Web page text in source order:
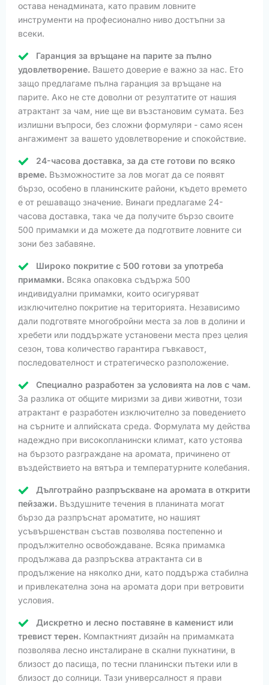
остава ненадмината, като правим ловните
инструменти на професионално ниво достъпни за
всеки.
Гаранция за връщане на парите за пълно
удовлетворение. Вашето доверие е важно за нас. Ето
защо предлагаме пълна гаранция за връщане на
парите. Ако не сте доволни от резултатите от нашия
атрактант за чам, ние ще ви възстановим сумата. Без
излишни въпроси, без сложни формуляри - само ясен
ангажимент за вашето удовлетворение и спокойствие.
24-часова доставка, за да сте готови по всяко
време. Възможностите за лов могат да се появят
бързо, особено в планинските райони, където времето
е от решаващо значение. Винаги предлагаме 24-
часова доставка, така че да получите бързо своите
500 примамки и да можете да подготвите ловните си
зони без забавяне.
Широко покритие с 500 готови за употреба
примамки. Всяка опаковка съдържа 500
индивидуални примамки, които осигуряват
изключително покритие на територията. Независимо
дали подготвяте многобройни места за лов в долини и
хребети или поддържате установени места през целия
сезон, това количество гарантира гъвкавост,
последователност и стратегическо разположение.
Специално разработен за условията на лов с чам.
За разлика от общите миризми за диви животни, този
атрактант е разработен изключително за поведението
на сърните и алпийската среда. Формулата му действа
надеждно при високопланински климат, като устоява
на бързото разграждане на аромата, причинено от
въздействието на вятъра и температурните колебания.
Дълготрайно разпръскване на аромата в открити
пейзажи. Въздушните течения в планината могат
бързо да разпръснат ароматите, но нашият
усъвършенстван състав позволява постепенно и
продължително освобождаване. Всяка примамка
продължава да разпръсква атрактанта си в
продължение на няколко дни, като поддържа стабилна
и привлекателна зона на аромата дори при ветровити
условия.
Дискретно и лесно поставяне в каменист или
тревист терен. Компактният дизайн на примамката
позволява лесно инсталиране в скални пукнатини, в
близост до пасища, по тесни планински пътеки или в
близост до солници. Тази универсалност я прави